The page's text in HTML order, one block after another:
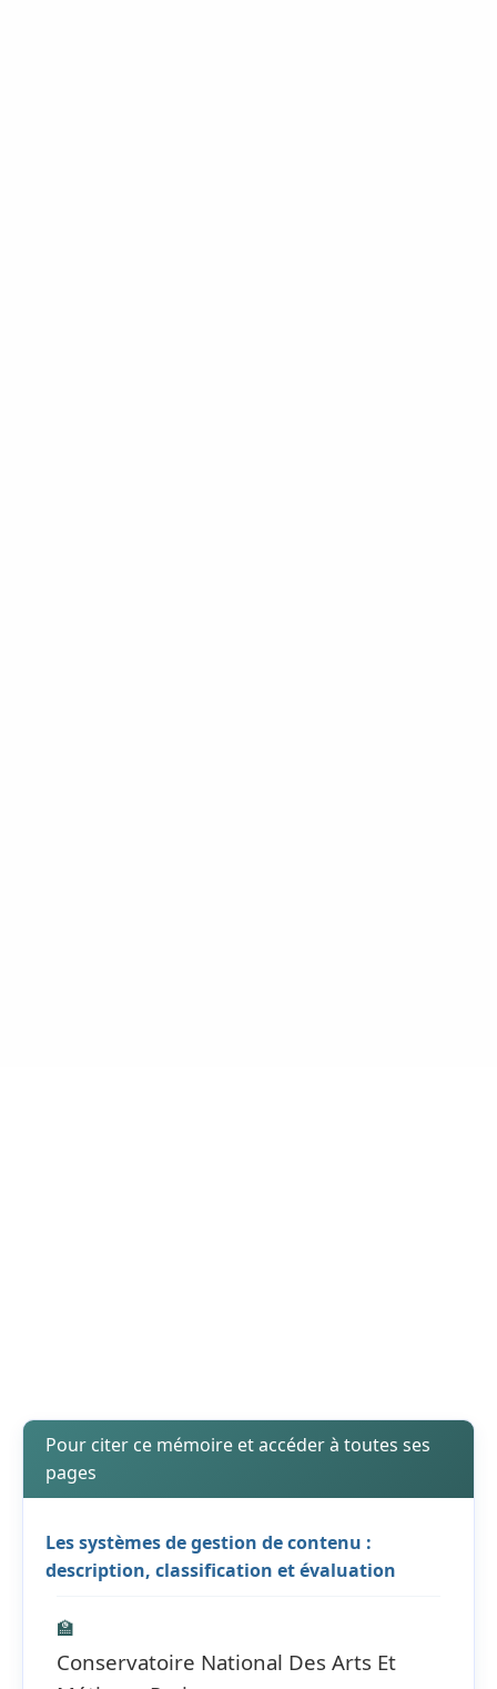
Pour citer ce mémoire et accéder à toutes ses
pages
Les systèmes de gestion de contenu :
description, classification et évaluation
🏫
Conservatoire National Des Arts Et